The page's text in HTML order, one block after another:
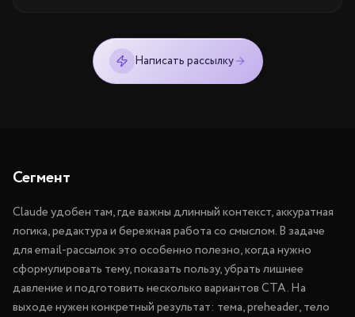
Написать рассылку
Сегмент
Claude удобен там, где важны длинный контекст, аккуратная
логика, редактура и бережная работа со смыслом. В задаче
для email-рассылок это особенно полезно, когда нужно
сформулировать тему, показать пользу, убрать лишнее
давление и подготовить несколько вариантов CTA. На
выходе нужен конкретный результат: тема, preheader, тело